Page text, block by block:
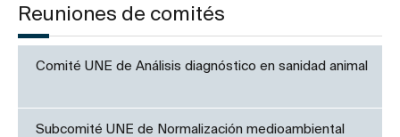
Reuniones de comités
Comité UNE de Análisis diagnóstico en sanidad animal
Subcomité UNE de Normalización medioambiental